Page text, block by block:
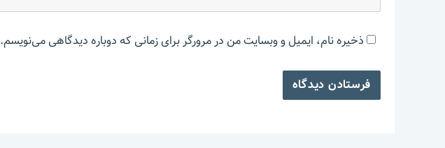
ذخیره نام، ایمیل و وبسایت من در مرورگر برای زمانی که دوباره دیدگاهی می‌نویسم.